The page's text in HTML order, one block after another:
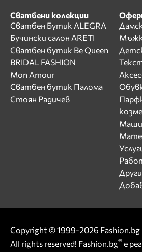
Сватбени колекции
Сватбен Бутик ALEGRA
Бучински салон ARETI
Сватбен бутик Be Queen
BRIDAL FASHION
Mon Amour
Сватбен бутик Палома
Стоян Радичев
Copyright © 1999-2026 Fashion.bg
All rights reserved! Fashion.bg® е